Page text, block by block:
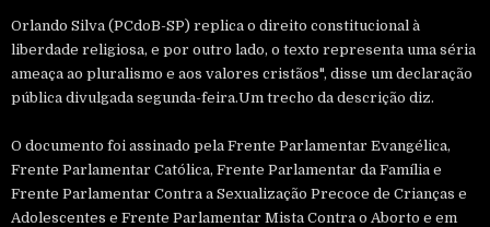
Orlando Silva (PCdoB-SP) replica o direito constitucional à
liberdade religiosa, e por outro lado, o texto representa uma séria
ameaça ao pluralismo e aos valores cristãos", disse um declaração
pública divulgada segunda-feira.Um trecho da descrição diz.
O documento foi assinado pela Frente Parlamentar Evangélica,
Frente Parlamentar Católica, Frente Parlamentar da Família e
Frente Parlamentar Contra a Sexualização Precoce de Crianças e
Adolescentes e Frente Parlamentar Mista Contra o Aborto e em